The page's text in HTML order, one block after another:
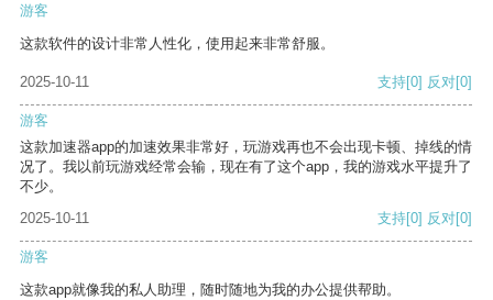
游客
这款软件的设计非常人性化，使用起来非常舒服。
2025-10-11 支持[0] 反对[0]
游客
这款加速器app的加速效果非常好，玩游戏再也不会出现卡顿、掉线的情
况了。我以前玩游戏经常会输，现在有了这个app，我的游戏水平提升了
不少。
2025-10-11
支持[0] 反对[0]
游客
这款app就像我的私人助理，随时随地为我的办公提供帮助。